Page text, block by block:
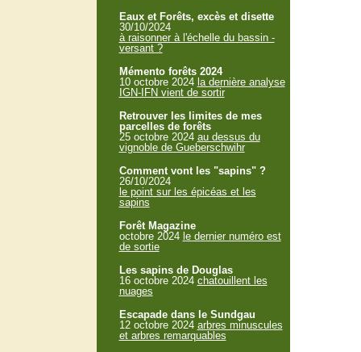
Eaux et Forêts, excès et disette
30/10/2024
à raisonner à l'échelle du bassin -
versant ?
Mémento forêts 2024
10 octobre 2024 la dernière analyse
IGN-IFN vient de sortir
Retrouver les limites de mes
parcelles de forêts
25 octobre 2024 au dessus du
vignoble de Gueberschwihr
Comment vont les "sapins" ?
26/10/2024
le point sur les épicéas et les
sapins
Forêt Magazine
octobre 2024 le dernier numéro est
de sortie
Les sapins de Douglas
16 octobre 2024 chatouillent les
nuages
Escapade dans le Sundgau
12 octobre 2024 arbres minuscules
et arbres remarquables